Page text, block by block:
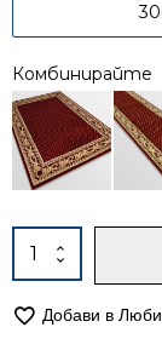
Комбинирайте
количество
за
килимДобави в